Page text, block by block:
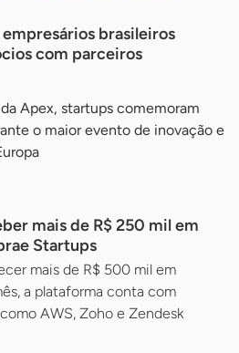
brasileiros
com parceiros
Apex, startups comemoram
o maior evento de inovação e
mais de R$ 250 mil em
Startups
mais de R$ 500 mil em
a plataforma conta com
AWS, Zoho e Zendesk